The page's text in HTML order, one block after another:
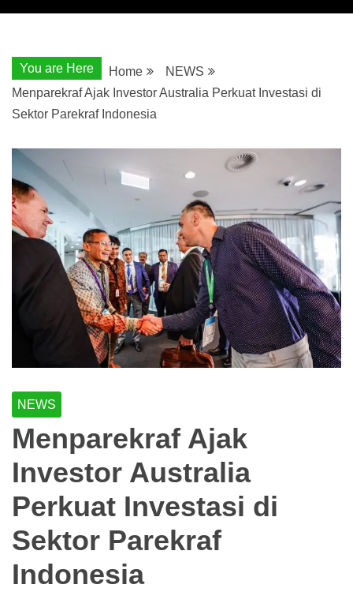
You are Here Home
NEWS
Menparekraf Ajak Investor Australia Perkuat Investasi di
Sektor Parekraf Indonesia
NEWS
Menparekraf Ajak
Investor Australia
Perkuat Investasi di
Sektor Parekraf
Indonesia